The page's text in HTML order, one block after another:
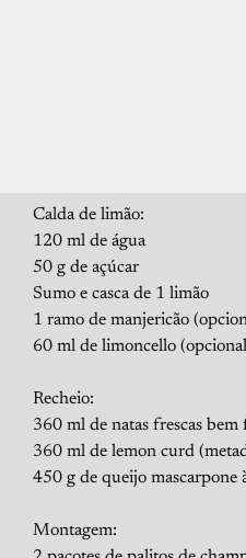
Calda de limão:
120 ml de água
50 g de açúcar
Sumo e casca de 1 limão
1 ramo de manjericão
60 ml de limoncello
Recheio:
360 ml de natas frescas bem
360 ml de lemon curd
450 g de queijo mascarpone
Montagem: